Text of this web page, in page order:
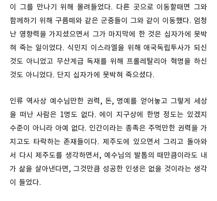
이 그를 만나기 위해 몰려들었다. 다른 곳으로 이동할때면 그와
함께하기 위해 구름떼와 같은 군중들이 그와 같이 이동했다. 엄청
난 영향력을 가지셨으면서 그가 마지막에 한 것은 십자가에 못박
혀 죽는 일이었다. 식민지 이스라엘을 위해 애국독립투사가 되신
것도 아니었고 무산계급 독재를 위해 프롤레탈리아 혁명을 하신
것도 아니었다. 단지 십자가에 못박혀 죽으셨다.
인류 역사상 예수님만한 권력, 돈, 명예를 얻어놓고 그렇게 세상
을 떠난 사람은 1명도 없다. 에이 지구상에 한명 정도는 있겠지
수준이 아니라 아예 없다. 인간이라는 종족은 주먹만한 권력을 가
지고도 타락하는 존재들이다. 제주도에 있으면서 그리고 돌아와
서 다시 제주도를 생각하면서, 예수님의 발톱의 때만큼이라도 내
가 삶을 살아낸다면, 그것만큼 성공한 인생은 없을 것이라는 생각
이 들었다.